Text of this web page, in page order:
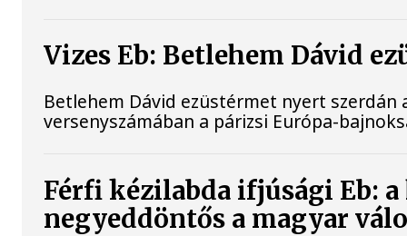
Vizes Eb: Betlehem Dávid
Betlehem Dávid ezüstérmet nyert
versenyszámában a párizsi Európa-
Férfi kézilabda ifjúsági Eb:
negyeddöntős a magyar